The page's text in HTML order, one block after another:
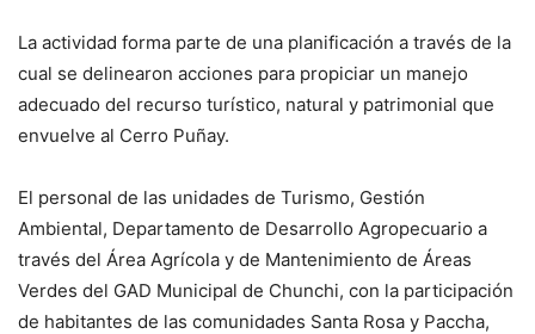
La actividad forma parte de una planificación a través de la
cual se delinearon acciones para propiciar un manejo
adecuado del recurso turístico, natural y patrimonial que
envuelve al Cerro Puñay.
El personal de las unidades de Turismo, Gestión
Ambiental, Departamento de Desarrollo Agropecuario a
través del Área Agrícola y de Mantenimiento de Áreas
Verdes del GAD Municipal de Chunchi, con la participación
de habitantes de las comunidades Santa Rosa y Paccha,